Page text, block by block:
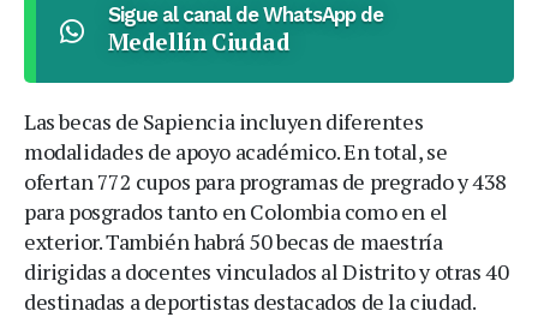
Sigue al canal de WhatsApp de
Medellín Ciudad
Las becas de Sapiencia incluyen diferentes
modalidades de apoyo académico. En total, se
ofertan 772 cupos para programas de pregrado y 438
para posgrados tanto en Colombia como en el
exterior. También habrá 50 becas de maestría
dirigidas a docentes vinculados al Distrito y otras 40
destinadas a deportistas destacados de la ciudad.